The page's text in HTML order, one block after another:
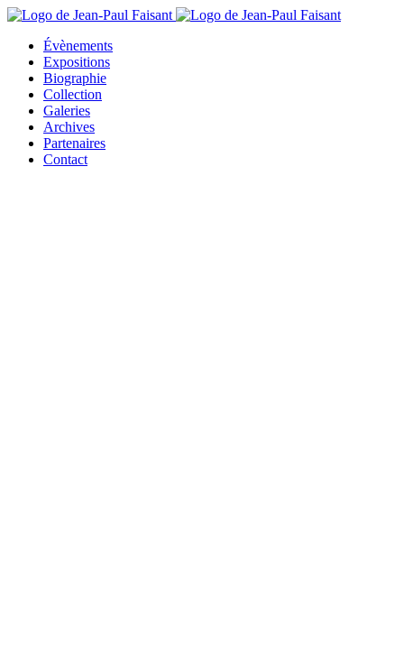
Évènements
Expositions
Biographie
Collection
Galeries
Archives
Partenaires
Contact